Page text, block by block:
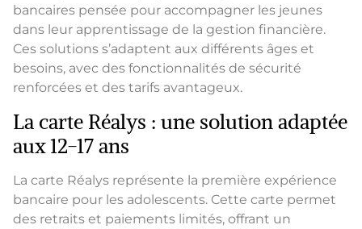
bancaires pensée pour accompagner les jeunes
dans leur apprentissage de la gestion financière.
Ces solutions s’adaptent aux différents âges et
besoins, avec des fonctionnalités de sécurité
renforcées et des tarifs avantageux.
La carte Réalys : une solution adaptée
aux 12-17 ans
La carte Réalys représente la première expérience
bancaire pour les adolescents. Cette carte permet
des retraits et paiements limités, offrant un